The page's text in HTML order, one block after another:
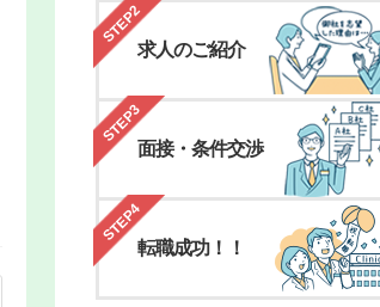
STEP2
求人のご紹介
STEP3
面接・条件交渉
STEP4
転職成功！！